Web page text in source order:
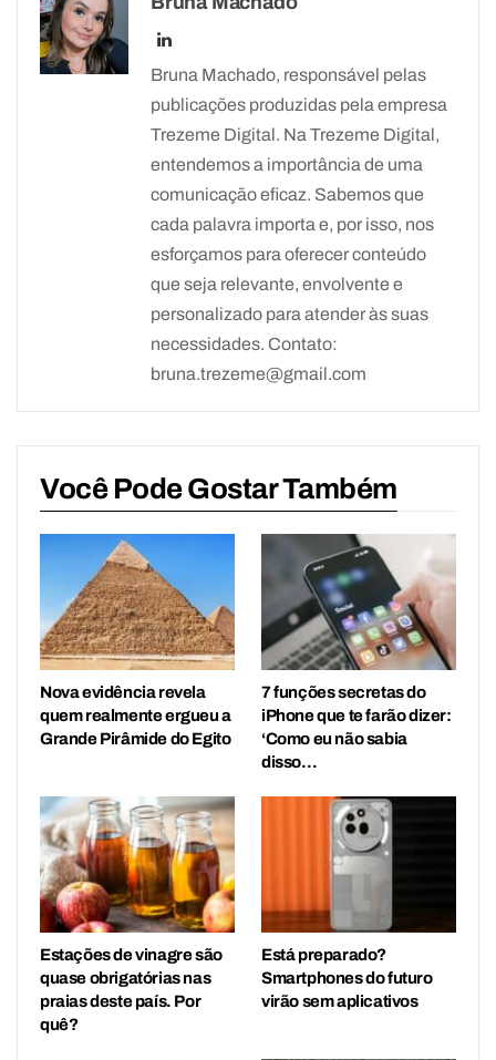
Bruna Machado, responsável pelas
publicações produzidas pela empresa
Trezeme Digital. Na Trezeme Digital,
entendemos a importância de uma
comunicação eficaz. Sabemos que
cada palavra importa e, por isso, nos
esforçamos para oferecer conteúdo
que seja relevante, envolvente e
personalizado para atender às suas
necessidades. Contato:
bruna.trezeme@gmail.com
Você Pode Gostar Também
Nova evidência revela
quem realmente ergueu a
Grande Pirâmide do Egito
7 funções secretas do
iPhone que te farão dizer:
‘Como eu não sabia
disso…
Estações de vinagre são
quase obrigatórias nas
praias deste país. Por
quê?
Está preparado?
Smartphones do futuro
virão sem aplicativos